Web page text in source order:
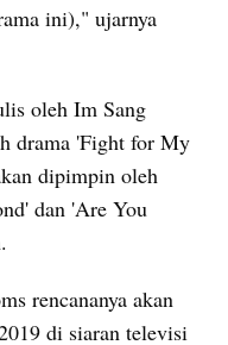
ini)," ujarnya
oleh Im Sang
drama 'Fight for My
dipimpin oleh
dan 'Are You
rencananya akan
di siaran televisi